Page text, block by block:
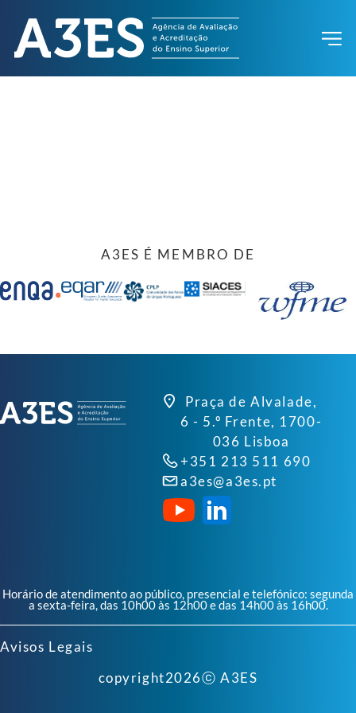
A3ES É MEMBRO DE
Praça de Alvalade,
6 - 5.º Frente, 1700-
036 Lisboa
+351 213 511 690
a3es@a3es.pt
Horário de atendimento ao público, presencial e telefónico: segunda
a sexta-feira, das 10h00 às 12h00 e das 14h00 às 16h00.
Avisos Legais
copyright2026ⓒ A3ES